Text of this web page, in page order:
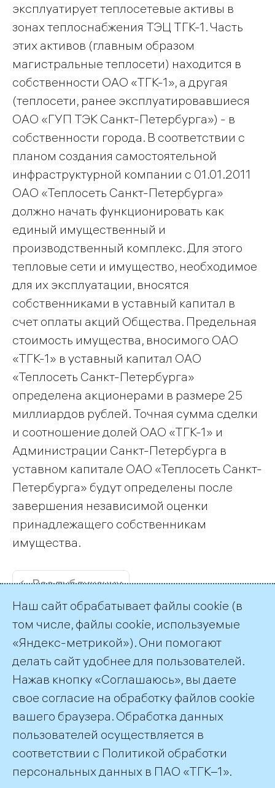
эксплуатирует теплосетевые активы в
зонах теплоснабжения ТЭЦ ТГК-1. Часть
этих активов (главным образом
магистральные теплосети) находится в
собственности ОАО «ТГК-1», а другая
(теплосети, ранее эксплуатировавшиеся
ОАО «ГУП ТЭК Санкт-Петербурга») - в
собственности города. В соответствии с
планом создания самостоятельной
инфраструктурной компании с 01.01.2011
ОАО «Теплосеть Санкт-Петербурга»
должно начать функционировать как
единый имущественный и
производственный комплекс. Для этого
тепловые сети и имущество, необходимое
для их эксплуатации, вносятся
собственниками в уставный капитал в
счет оплаты акций Общества. Предельная
стоимость имущества, вносимого ОАО
«ТГК-1» в уставный капитал ОАО
«Теплосеть Санкт-Петербурга»
определена акционерами в размере 25
миллиардов рублей. Точная сумма сделки
и соотношение долей ОАО «ТГК-1» и
Администрации Санкт-Петербурга в
уставном капитале ОАО «Теплосеть Санкт-
Петербурга» будут определены после
завершения независимой оценки
принадлежащего собственникам
имущества.
← Все публикации
Пресс-служба ТГК-1
press@tgc1.ru
©2026 ПАО «ТГК–1»
Наш сайт обрабатывает файлы cookie (в
том числе, файлы cookie, используемые
«Яндекс-метрикой»). Они помогают
делать сайт удобнее для пользователей.
Нажав кнопку «Соглашаюсь», вы даете
свое согласие на обработку файлов cookie
вашего браузера. Обработка данных
пользователей осуществляется в
соответствии с Политикой обработки
персональных данных в ПАО «ТГК–1».